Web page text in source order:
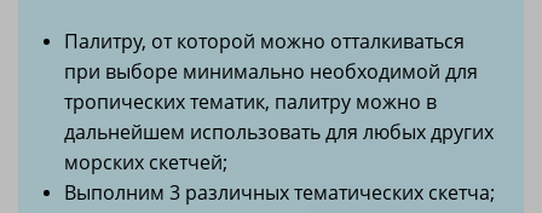
Палитру, от которой можно отталкиваться
при выборе минимально необходимой для
тропических тематик, палитру можно в
дальнейшем использовать для любых других
морских скетчей;
Выполним 3 различных тематических скетча;